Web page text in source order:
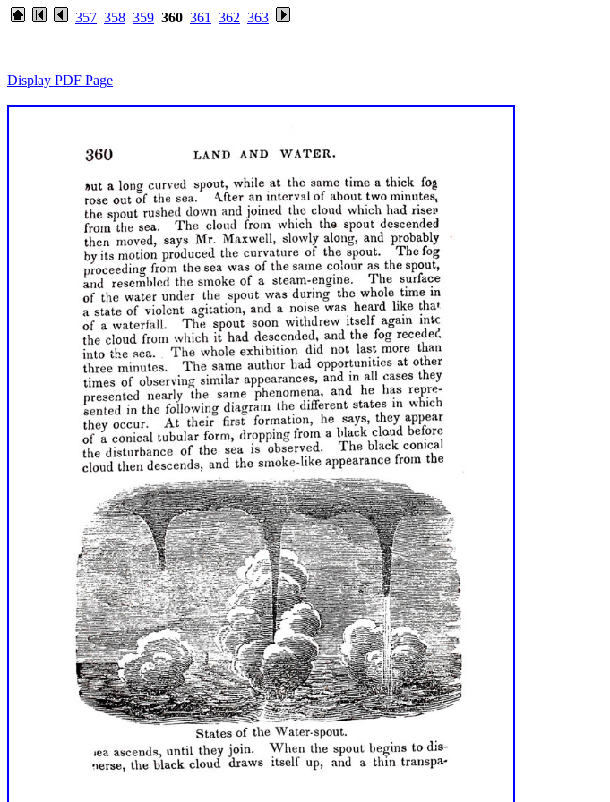
357 358 359 360 361 362 363
Display PDF Page